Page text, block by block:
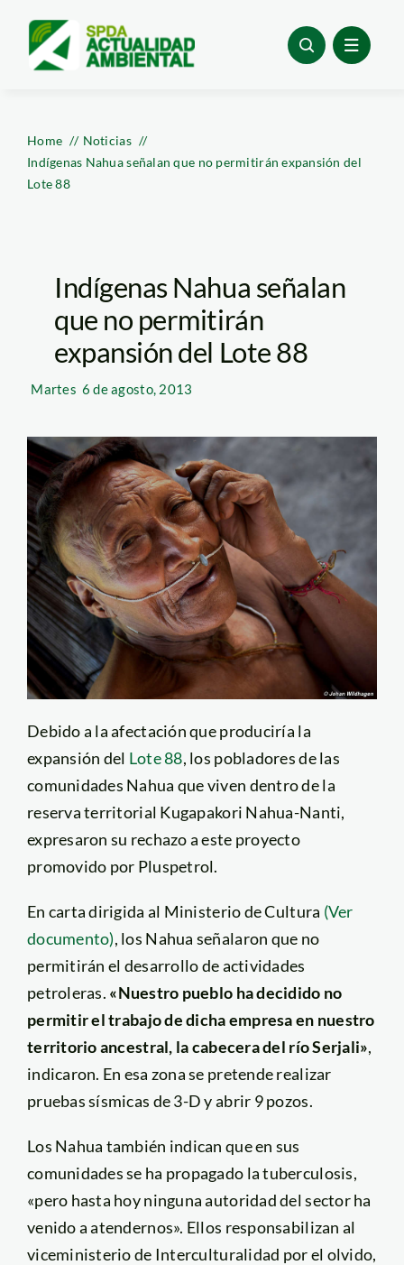
content
Home
Noticias
Indígenas Nahua señalan que no permitirán expansión del
Lote 88
Indígenas Nahua señalan
que no permitirán
expansión del Lote 88
Martes 6 de agosto, 2013
Debido a la afectación que produciría la
expansión del Lote 88, los pobladores de las
comunidades Nahua que viven dentro de la
reserva territorial Kugapakori Nahua-Nanti,
expresaron su rechazo a este proyecto
promovido por Pluspetrol.
En carta dirigida al Ministerio de Cultura (Ver
documento), los Nahua señalaron que no
permitirán el desarrollo de actividades
petroleras. «Nuestro pueblo ha decidido no
permitir el trabajo de dicha empresa en nuestro
territorio ancestral, la cabecera del río Serjali»,
indicaron. En esa zona se pretende realizar
pruebas sísmicas de 3-D y abrir 9 pozos.
Los Nahua también indican que en sus
comunidades se ha propagado la tuberculosis,
«pero hasta hoy ninguna autoridad del sector ha
venido a atendernos». Ellos responsabilizan al
viceministerio de Interculturalidad por el olvido,